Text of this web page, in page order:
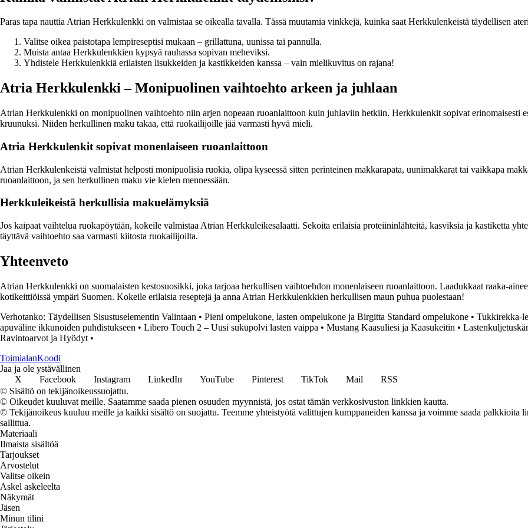
Paras tapa nauttia Atrian Herkkulenkki on valmistaa se oikealla tavalla. Tässä muutamia vinkkejä, kuinka saat Herkkulenkeistä täydellisen
Valitse oikea paistotapa lempireseptisi mukaan – grillattuna, uunissa tai pannulla.
Muista antaa Herkkulenkkien kypsyä rauhassa sopivan meheviksi.
Yhdistele Herkkulenkkiä erilaisten lisukkeiden ja kastikkeiden kanssa – vain mielikuvitus on rajana!
Atria Herkkulenkki – Monipuolinen vaihtoehto arkeen ja juhlaan
Atrian Herkkulenkki on monipuolinen vaihtoehto niin arjen nopeaan ruoanlaittoon kuin juhlaviin hetkiin. Herkkulenkit sopivat
kruunuksi. Niiden herkullinen maku takaa, että ruokailijoille jää varmasti hyvä mieli.
Atria Herkkulenkit sopivat monenlaiseen ruoanlaittoon
Atrian Herkkulenkeistä valmistat helposti monipuolisia ruokia, olipa kyseessä sitten perinteinen makkarapata, uunimakkarat tai vaikkapa
ruoanlaittoon, ja sen herkullinen maku vie kielen mennessään.
Herkkuleikeistä herkullisia makuelämyksiä
Jos kaipaat vaihtelua ruokapöytään, kokeile valmistaa Atrian Herkkuleikesalaatti. Sekoita erilaisia proteiininlähteitä, kasviksia ja kastiketta
täyttävä vaihtoehto saa varmasti kiitosta ruokailijoilta.
Yhteenveto
Atrian Herkkulenkki on suomalaisten kestosuosikki, joka tarjoaa herkullisen vaihtoehdon monenlaiseen ruoanlaittoon. Laadukkaat raaka-
kotikeittiöissä ympäri Suomen. Kokeile erilaisia reseptejä ja anna Atrian Herkkulenkkien herkullisen maun puhua puolestaan!
Verhotanko: Täydellisen Sisustuselementin Valintaan • Pieni ompelukone, lasten ompelukone ja Birgitta Standard ompelukone • Tukkirekka-
apuväline ikkunoiden puhdistukseen • Libero Touch 2 – Uusi sukupolvi lasten vaippa • Mustang Kaasuliesi ja Kaasukeitin •
Ravintoarvot ja Hyödyt •
ToimialanKoodi
Jaa ja ole ystävällinen
X
Facebook Instagram LinkedIn YouTube Pinterest TikTok Mail
RSS
© Sisältö on tekijänoikeussuojattu.
© Oikeudet kuuluvat meille. Saatamme saada pienen osuuden myynnistä, jos ostat tämän verkkosivuston linkkien kautta.
© Tekijänoikeus kuuluu meille ja kaikki sisältö on suojattu. Teemme yhteistyötä valittujen kumppaneiden kanssa ja voimme saada palkkioita
sallittua.
Materiaali
Ilmaista sisältöä
Tarjoukset
Arvostelut
Valitse oikein
Askel askeleelta
Näkymät
Jäsen
Minun tilini